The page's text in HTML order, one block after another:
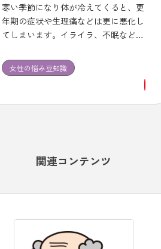
寒い季節になり体が冷えてくると、更
年期の症状や生理痛などは更に悪化し
てしまいます。イライラ、不眠などの
体質に合った漢方薬を１ヶ月程度は継
続して服用し効果を確認しましょう。
女性の悩み豆知識
関連コンテンツ